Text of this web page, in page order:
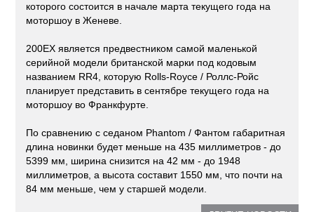
которого состоится в начале марта текущего года на
моторшоу в Женеве.
200EX является предвестником самой маленькой
серийной модели британской марки под кодовым
названием RR4, которую Rolls-Royce / Роллс-Ройс
планирует представить в сентябре текущего года на
моторшоу во Франкфурте.
По сравнению с седаном Phantom / Фантом габаритная
длина новинки будет меньше на 435 миллиметров - до
5399 мм, ширина снизится на 42 мм - до 1948
миллиметров, а высота составит 1550 мм, что почти на
84 мм меньше, чем у старшей модели.